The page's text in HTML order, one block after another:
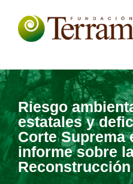
Riesgo
estatales y
Corte Suprema
informe sobre
Reconstrucción